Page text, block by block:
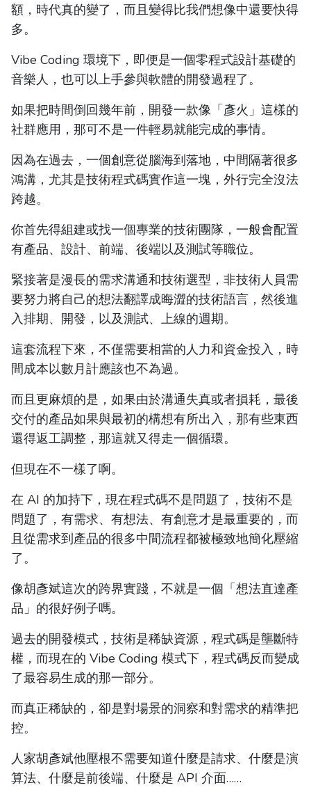
額，時代真的變了，而且變得比我們想像中還要快得
多。
Vibe Coding 環境下，即便是一個零程式設計基礎的
音樂人，也可以上手參與軟體的開發過程了。
如果把時間倒回幾年前，開發一款像「彥火」這樣的
社群應用，那可不是一件輕易就能完成的事情。
因為在過去，一個創意從腦海到落地，中間隔著很多
鴻溝，尤其是技術程式碼實作這一塊，外行完全沒法
跨越。
你首先得組建或找一個專業的技術團隊，一般會配置
有產品、設計、前端、後端以及測試等職位。
緊接著是漫長的需求溝通和技術選型，非技術人員需
要努力將自己的想法翻譯成晦澀的技術語言，然後進
入排期、開發，以及測試、上線的週期。
這套流程下來，不僅需要相當的人力和資金投入，時
間成本以數月計應該也不為過。
而且更麻煩的是，如果由於溝通失真或者損耗，最後
交付的產品如果與最初的構想有所出入，那有些東西
還得返工調整，那這就又得走一個循環。
但現在不一樣了啊。
在 AI 的加持下，現在程式碼不是問題了，技術不是
問題了，有需求、有想法、有創意才是最重要的，而
且從需求到產品的很多中間流程都被極致地簡化壓縮
了。
像胡彥斌這次的跨界實踐，不就是一個「想法直達產
品」的很好例子嗎。
過去的開發模式，技術是稀缺資源，程式碼是壟斷特
權，而現在的 Vibe Coding 模式下，程式碼反而變成
了最容易生成的那一部分。
而真正稀缺的，卻是對場景的洞察和對需求的精準把
控。
人家胡彥斌他壓根不需要知道什麼是請求、什麼是演
算法、什麼是前後端、什麼是 API 介面……